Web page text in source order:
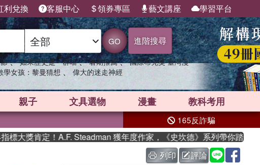
利兌換 客服中心 領券專區 藝文講座 學習平台
GO 進階搜尋
、 如果歷史是一群喵 、 暑期推薦 、 國際布克獎 臺灣漫
學女孩：黎曼猜想 、 偉大的迷走神經
親子 文具選物 漫畫 教科考用
165反詐騙
獎肯定！A.F. Steadman 獲年度作家，《史坎德》系列帶你踏上熱血奇
列印 評論